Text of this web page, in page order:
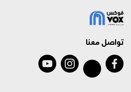
تواصل معنا